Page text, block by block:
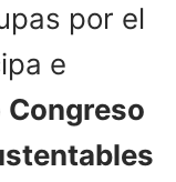
por el
e
Congreso